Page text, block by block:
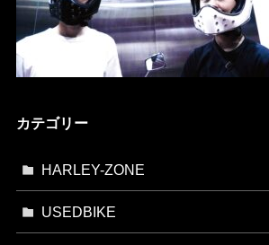
カテゴリー
HARLEY-ZONE
USEDBIKE